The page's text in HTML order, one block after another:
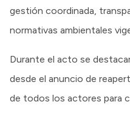
gestión coordinada,
normativas ambientales
Durante el acto se
desde el anuncio de
de todos los actores para